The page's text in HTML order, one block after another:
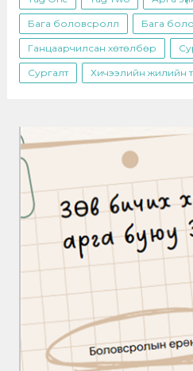
Бага боловсролл Бага
Ганцаарчилсан хөтөлбөр
Сургалт Хичээлийн жилийн